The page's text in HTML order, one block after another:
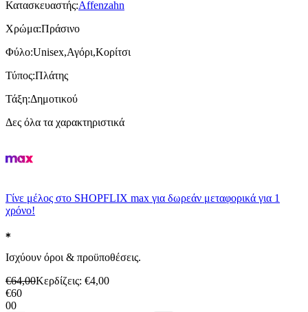
Κατασκευαστής:Affenzahn
Χρώμα:Πράσινο
Φύλο:Unisex,Αγόρι,Κορίτσι
Τύπος:Πλάτης
Τάξη:Δημοτικού
Δες όλα τα χαρακτηριστικά
Γίνε μέλος στο SHOPFLIX max για δωρεάν μεταφορικά για 1
χρόνο!
Ισχύουν όροι & προϋποθέσεις.
€64,00Κερδίζεις: €4,00
€60
00